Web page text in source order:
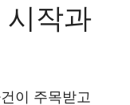
시작과
이 주목받고